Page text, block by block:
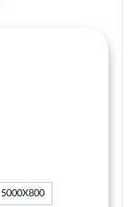
5000Х800